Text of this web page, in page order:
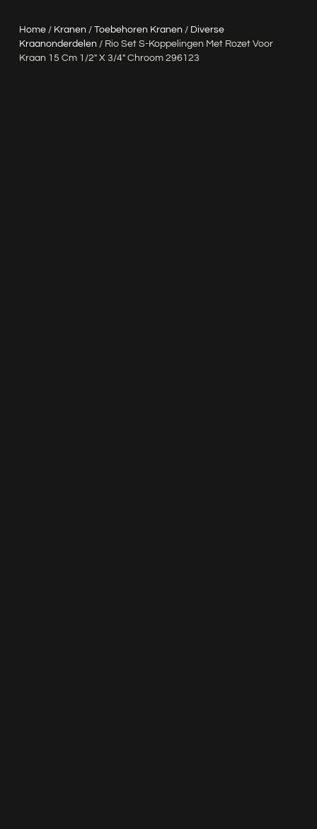
Home/ Kranen / Toebehoren Kranen / Diverse
Kraanonderdelen / Rio Set S-Koppelingen Met Rozet Voor
Kraan 15 Cm 1/2″ X 3/4″ Chroom 296123